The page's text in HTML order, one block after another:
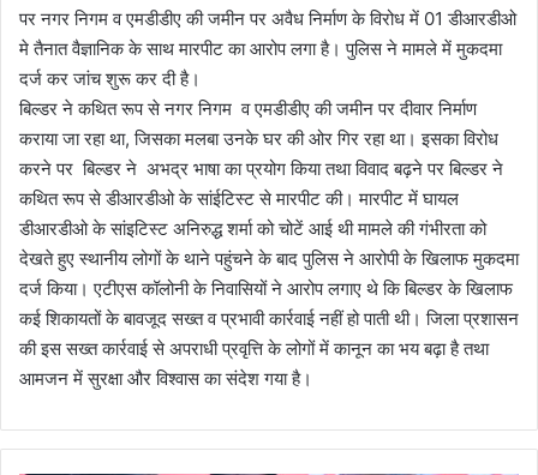
पर नगर निगम व एमडीडीए की जमीन पर अवैध निर्माण के विरोध में 01 डीआरडीओ
मे तैनात वैज्ञानिक के साथ मारपीट का आरोप लगा है। पुलिस ने मामले में मुकदमा
दर्ज कर जांच शुरू कर दी है।
बिल्डर ने कथित रूप से नगर निगम व एमडीडीए की जमीन पर दीवार निर्माण
कराया जा रहा था, जिसका मलबा उनके घर की ओर गिर रहा था। इसका विरोध
करने पर बिल्डर ने अभद्र भाषा का प्रयोग किया तथा विवाद बढ़ने पर बिल्डर ने
कथित रूप से डीआरडीओ के सांईटिस्ट से मारपीट की। मारपीट में घायल
डीआरडीओ के सांइटिस्ट अनिरुद्ध शर्मा को चोटें आई थी मामले की गंभीरता को
देखते हुए स्थानीय लोगों के थाने पहुंचने के बाद पुलिस ने आरोपी के खिलाफ मुकदमा
दर्ज किया। एटीएस कॉलोनी के निवासियों ने आरोप लगाए थे कि बिल्डर के खिलाफ
कई शिकायतों के बावजूद सख्त व प्रभावी कार्रवाई नहीं हो पाती थी। जिला प्रशासन
की इस सख्त कार्रवाई से अपराधी प्रवृत्ति के लोगों में कानून का भय बढ़ा है तथा
आमजन में सुरक्षा और विश्वास का संदेश गया है।